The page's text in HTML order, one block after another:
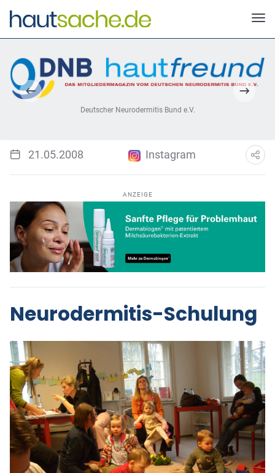
Deutscher Neurodermitis Bund e.V.
21.05.2008 Instagram
ANZEIGE
Neurodermitis-Schulung